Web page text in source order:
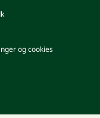
og cookies